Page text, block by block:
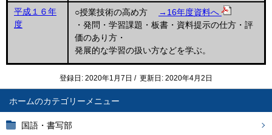
ホーム
国語・書写部
平成１６年
度
○授業技術の高め方
→16年度資料へ
・発問・学習課題・板書・資料提示の仕方・評
価のあり方・
発展的な学習の扱い方などを学ぶ。
登録日: 2020年1月7日 / 更新日: 2020年4月2日